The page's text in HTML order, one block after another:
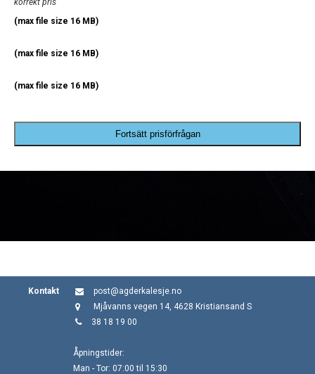
korrekt pris
(max file size 16 MB)
(max file size 16 MB)
(max file size 16 MB)
Fortsätt prisförfrågan
Kontakt
post@agderkalesje.no
Mjåvanns vegen 14, 4628 Kristiansand S
38 18 19 00
Åpningstider:
Man - Tor: 07:00 til 15:30